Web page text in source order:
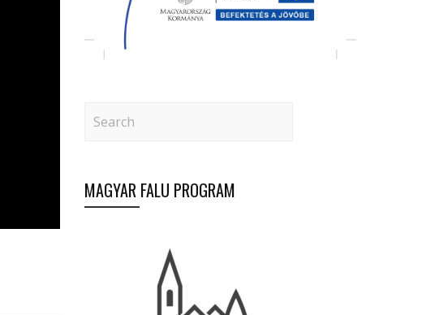
MAGYAR FALU PROGRAM